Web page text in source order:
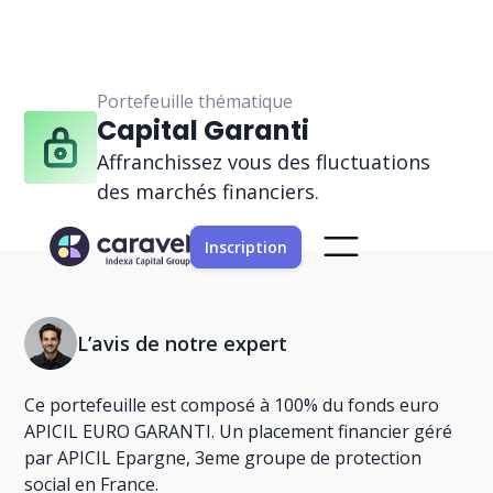
Portefeuille thématique
Capital Garanti
Affranchissez vous des fluctuations
des marchés financiers.
Inscription
L’avis de notre expert
Ce portefeuille est composé à 100% du fonds euro
APICIL EURO GARANTI. Un placement financier géré
par APICIL Epargne, 3eme groupe de protection
social en France.